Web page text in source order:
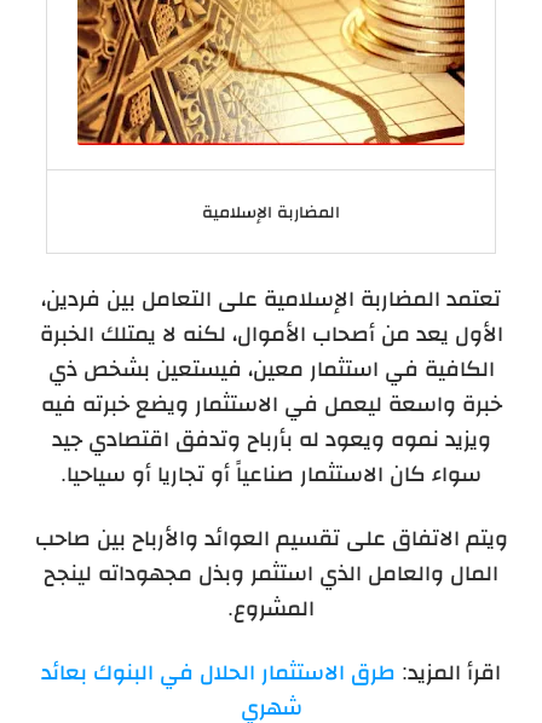
المضاربة الإسلامية
تعتمد المضاربة الإسلامية على التعامل بين فردين،
الأول يعد من أصحاب الأموال، لكنه لا يمتلك الخبرة
الكافية في استثمار معين، فيستعين بشخص ذي
خبرة واسعة ليعمل في الاستثمار ويضع خبرته فيه
ويزيد نموه ويعود له بأرباح وتدفق اقتصادي جيد
سواء كان الاستثمار صناعياً أو تجاريا أو سياحيا.
ويتم الاتفاق على تقسيم العوائد والأرباح بين صاحب
المال والعامل الذي استثمر وبذل مجهوداته لينجح
المشروع.
اقرأ المزيد: طرق الاستثمار الحلال في البنوك بعائد
شهري